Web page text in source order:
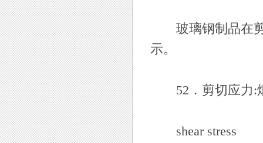
玻璃钢制品在剪
示。
52．剪切应力:烟
shear stress